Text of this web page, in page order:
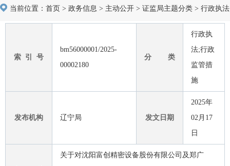
当前位置： 首页 > 政务信息 > 主动公开 > 证监局主题分类 > 行政执法
索 引 号
bm56000001/2025-
00002180
分 类
行政执
法;行政
监管措
施
发布机构 辽宁局 发文日期
2025年
02月17
日
关于对沈阳富创精密设备股份有限公司及郑广